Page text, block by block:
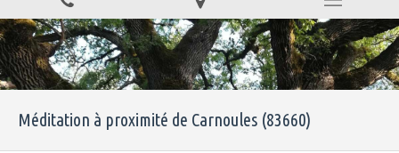
Méditation à proximité de Carnoules (83660)